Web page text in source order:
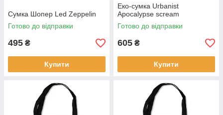
Сумка Шопер Led Zeppelin
Готово до відправки
495 ₴
Купити
Еко-сумка Urbanist
Apocalypse scream
Готово до відправки
605 ₴
Купити